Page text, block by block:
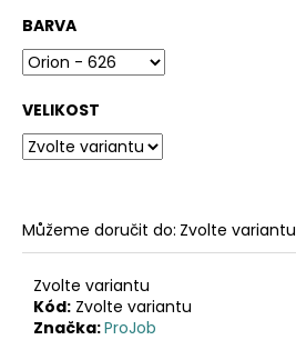
BARVA
VELIKOST
Můžeme doručit do: Zvolte variantu
Zvolte variantu
Kód: Zvolte variantu
Značka:ProJob
D
o
p
r
u
č
e
m
e